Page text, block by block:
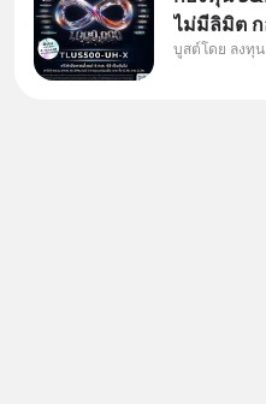
ไม่มีลิมิต
กองทุนที่อ
บูสต์โดย ลงทุ